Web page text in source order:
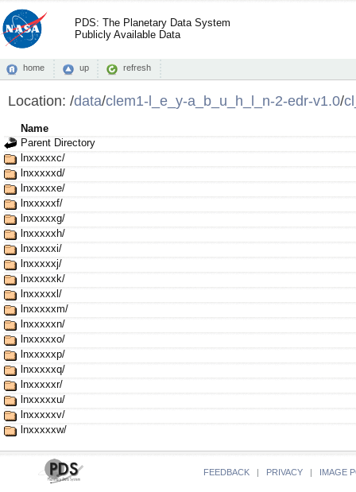
PDS: The Planetary Data System
Publicly Available Data
home up refresh
Location: /data/clem1-l_e_y-a_b_u_h_l_n-2-edr-v1.0/
Name
Parent Directory
lnxxxxxc/
lnxxxxxd/
lnxxxxxe/
lnxxxxxf/
lnxxxxxg/
lnxxxxxh/
lnxxxxxi/
lnxxxxxj/
lnxxxxxk/
lnxxxxxl/
lnxxxxxm/
lnxxxxxn/
lnxxxxxo/
lnxxxxxp/
lnxxxxxq/
lnxxxxxr/
lnxxxxxu/
lnxxxxxv/
lnxxxxxw/
FEEDBACK | PRIVACY | IMAGE